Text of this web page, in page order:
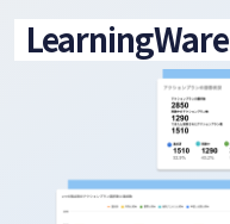
LearningWare